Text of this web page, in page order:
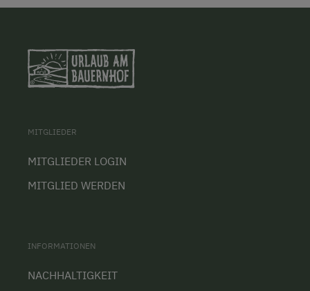
MITGLIEDER
MITGLIEDER LOGIN
MITGLIED WERDEN
INFORMATIONEN
NACHHALTIGKEIT